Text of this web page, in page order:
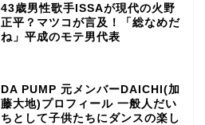
43歳男性歌手ISSAが現代の火野
正平？マツコが言及！「総なめだ
ね」平成のモテ男代表
DA PUMP 元メンバーDAICHI(加
藤大地)プロフィール 一般人だい
ちとして子供たちにダンスの楽し